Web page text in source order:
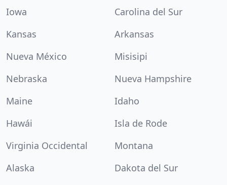
Iowa
Carolina del Sur
Kansas
Arkansas
Nueva México
Misisipi
Nebraska
Nueva Hampshire
Maine
Idaho
Hawái
Isla de Rode
Virginia Occidental
Montana
Alaska
Dakota del Sur